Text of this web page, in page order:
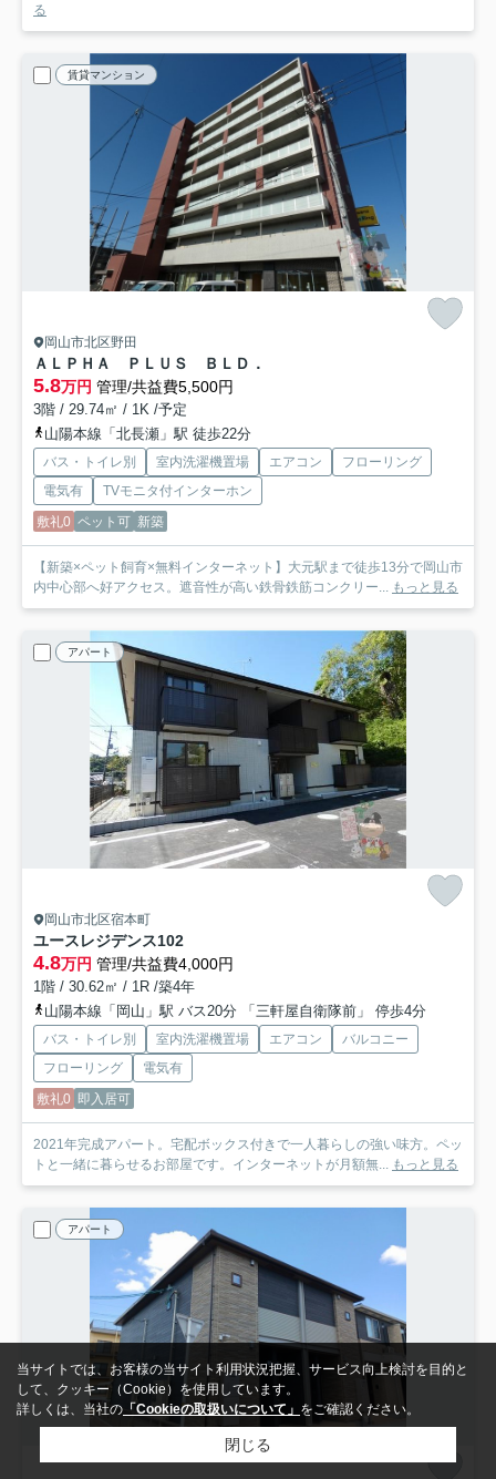
る
賃貸マンション
岡山市北区野田
ＡＬＰＨＡ ＰＬＵＳ ＢＬＤ．
5.8万円 管理/共益費5,500円
3階 / 29.74㎡ / 1K /予定
山陽本線「北長瀬」駅 徒歩22分
バス・トイレ別 室内洗濯機置場 エアコン
フローリング
電気有
TVモニタ付インターホン
敷礼0 ペット可 新築
【新築×ペット飼育×無料インターネット】大元駅まで徒歩13分で岡山市
内中心部へ好アクセス。遮音性が高い鉄骨鉄筋コンクリー...
もっと見る
アパート
岡山市北区宿本町
ユースレジデンス102
4.8万円 管理/共益費4,000円
1階 / 30.62㎡ / 1R /築4年
山陽本線「岡山」駅 バス20分 「三軒屋自衛隊前」 停歩4分
バス・トイレ別 室内洗濯機置場 エアコン
バルコニー
フローリング
電気有
敷礼0 即入居可
2021年完成アパート。宅配ボックス付きで一人暮らしの強い味方。ペッ
トと一緒に暮らせるお部屋です。インターネットが月額無... もっと見る
アパート
当サイトでは、お客様の当サイト利用状況把握、サービス向上検討を目的と
して、クッキー（Cookie）を使用しています。
詳しくは、当社の 「Cookieの取扱いについて」 をご確認ください。
閉じる